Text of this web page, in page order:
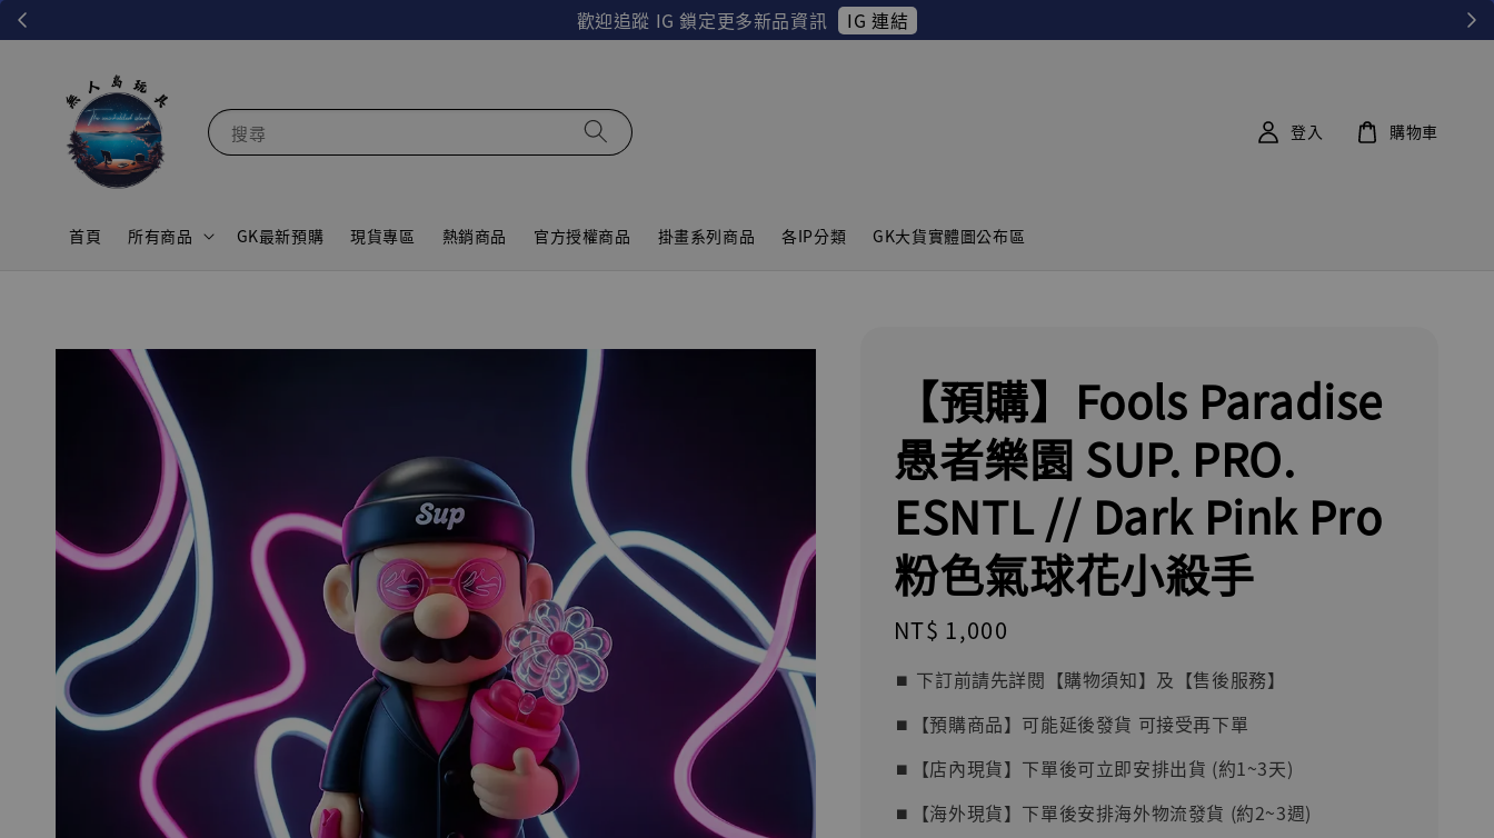
歡迎追蹤 IG 鎖定更多新品資訊 IG 連結
搜尋
首頁 所有商品 GK最新預購 現貨專區 熱銷商品 官方授權商品 掛畫系列商品 各IP分類 GK大貨實體圖公布區
登入 購物車
【預購】Fools Paradise
愚者樂園 SUP. PRO.
ESNTL // Dark Pink Pro
粉色氣球花小殺手
Regular
price
NT$ 1,000
⏹︎ 下訂前請先詳閱【購物須知】及【售後服務】
⏹︎【預購商品】可能延後發貨 可接受再下單
⏹︎【店內現貨】下單後可立即安排出貨 (約1~3天)
⏹︎【海外現貨】下單後安排海外物流發貨 (約2~3週)